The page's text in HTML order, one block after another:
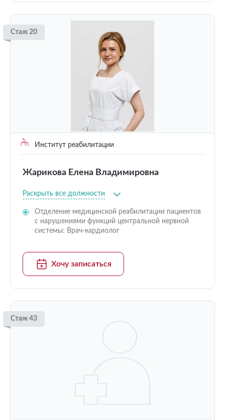
Стаж 20
Институт реабилитации
Жарикова Елена Владимировна
Раскрыть все должности
Отделение медицинской реабилитации пациентов
с нарушениями функций центральной нервной
системы: Врач-кардиолог
Хочу записаться
Стаж 43